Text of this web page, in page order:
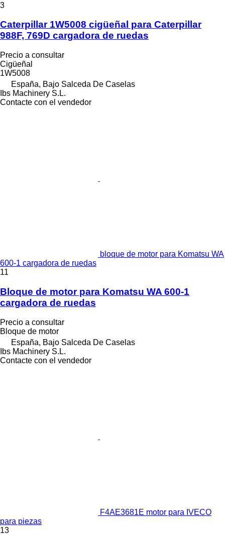
3
Caterpillar 1W5008 cigüeñal para Caterpillar
988F, 769D cargadora de ruedas
Precio a consultar
Cigüeñal
1W5008
España, Bajo Salceda De Caselas
Ibs Machinery S.L.
Contacte con el vendedor
bloque de motor para Komatsu WA
600-1 cargadora de ruedas
11
Bloque de motor para Komatsu WA 600-1
cargadora de ruedas
Precio a consultar
Bloque de motor
España, Bajo Salceda De Caselas
Ibs Machinery S.L.
Contacte con el vendedor
F4AE3681E motor para IVECO
para piezas
13